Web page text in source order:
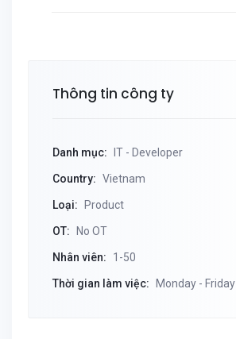
Thông tin công ty
Danh mục: IT - Developer
Country: Vietnam
Loại: Product
OT: No OT
Nhân viên: 1-50
Thời gian làm việc: Monday - Friday